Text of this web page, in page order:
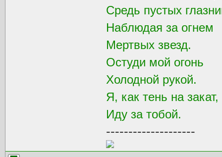
Средь пустых
Наблюдая за огнем
Мертвых звезд.
Остуди мой огонь
Холодной рукой.
Я, как тень на закат,
Иду за тобой.
--------------------